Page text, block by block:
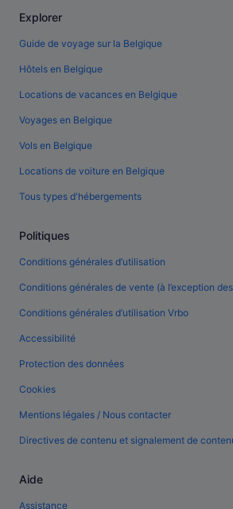
Explorer
Guide de voyage sur la Belgique
Hôtels en Belgique
Locations de vacances en Belgique
Voyages en Belgique
Vols en Belgique
Locations de voiture en Belgique
Tous types d'hébergements
Politiques
Conditions générales d’utilisation
Conditions générales de vente (à l’exception
Conditions générales d’utilisation Vrbo
Accessibilité
Protection des données
Cookies
Mentions légales / Nous contacter
Directives de contenu et signalement de
Aide
Assistance